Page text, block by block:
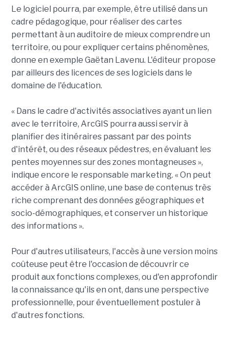
Le logiciel pourra, par exemple, être utilisé dans un
cadre pédagogique, pour réaliser des cartes
permettant à un auditoire de mieux comprendre un
territoire, ou pour expliquer certains phénomènes,
donne en exemple Gaëtan Lavenu. L'éditeur propose
par ailleurs des licences de ses logiciels dans le
domaine de l'éducation.
« Dans le cadre d'activités associatives ayant un lien
avec le territoire, ArcGIS pourra aussi servir à
planifier des itinéraires passant par des points
d'intérêt, ou des réseaux pédestres, en évaluant les
pentes moyennes sur des zones montagneuses »,
indique encore le responsable marketing. « On peut
accéder à ArcGIS online, une base de contenus très
riche comprenant des données géographiques et
socio-démographiques, et conserver un historique
des informations ».
Pour d'autres utilisateurs, l'accès à une version moins
coûteuse peut être l'occasion de découvrir ce
produit aux fonctions complexes, ou d'en approfondir
la connaissance qu'ils en ont, dans une perspective
professionnelle, pour éventuellement postuler à
d'autres fonctions.